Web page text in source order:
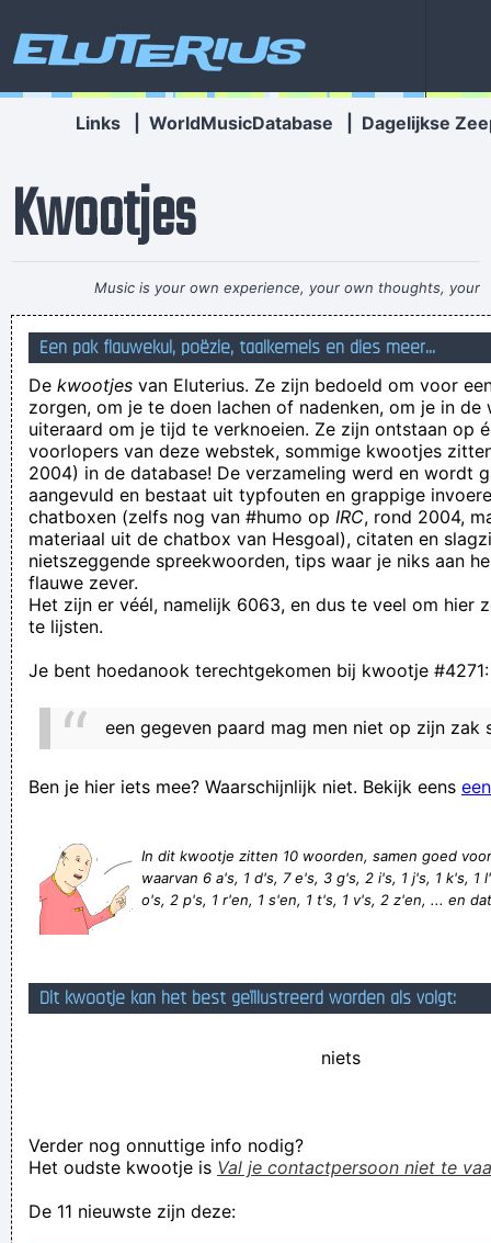
Eluterius
Links WorldMusicDatabase Dagelijkse
Kwootjes
Music is your own experience, your own thoughts, your
wisdom. If you don't live it, it won't come out of your horn.
They teach you there's a boundary line to music. But, man,
there's no boundary line to art.~ Charlie Parker
het systeem zal een ferme klop krijgen
is er gewoon iets wat al de ganse dag door je kop raast?
Hoewel ze al meer 25 jaar overleden is
The bible says: "You don't have to be attached to a door to
be a knob".
14 tips om effienter te erken
het in een emmer?
Niet kunnen kakken door opstopping. Of kontstipatie.
ik kom klaar, ik kom klaar ik kom klaartje halen
De heer Blanckaert legt zijn bankkaart op de drankkaart
terwijl hij mijn staart aankaart en aanstaart
Een pak flauwekul, poëzie, taalkemels en dies meer...
De kwootjes van Eluterius. Ze zijn bedoeld om voor
zorgen, om je te doen lachen of nadenken, om je in de
uiteraard om je tijd te verknoeien. Ze zijn ontstaan op
voorlopers van deze webstek, sommige kwootjes
2004) in de database! De verzameling werd en wordt
aangevuld en bestaat uit typfouten en grappige
chatboxen (zelfs nog van #humo op IRC, rond 2004,
materiaal uit de chatbox van Hesgoal), citaten en
nietszeggende spreekwoorden, tips waar je niks aan
flauwe zever.
Het zijn er véél, namelijk 6063, en dus te veel om hier
te lijsten.
Je bent hoedanook terechtgekomen bij kwootje #4271:
een gegeven paard mag men niet op zijn zak
Ben je hier iets mee? Waarschijnlijk niet. Bekijk eens
In dit kwootje zitten 10 woorden, samen goed
waarvan 6 a's, 1 d's, 7 e's, 3 g's, 2 i's, 1 j's, 1 k's, 1
o's, 2 p's, 1 r'en, 1 s'en, 1 t's, 1 v's, 2 z'en, ... en
Dit kwootje kan het best geïllustreerd worden als volgt:
niets
Verder nog onnuttige info nodig?
Het oudste kwootje is Val je contactpersoon niet te
De 11 nieuwste zijn deze: